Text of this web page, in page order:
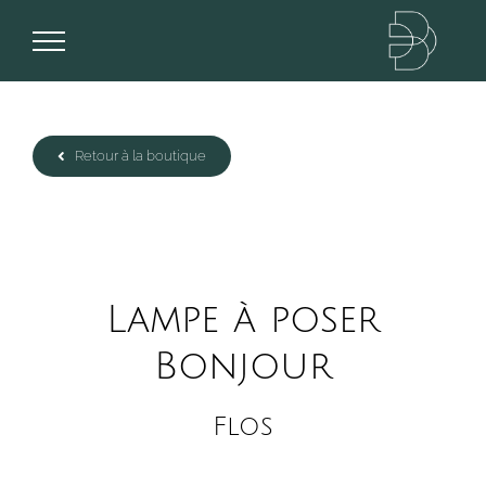
contenu
Retour à la boutique
Lampe à poser
Bonjour
Flos